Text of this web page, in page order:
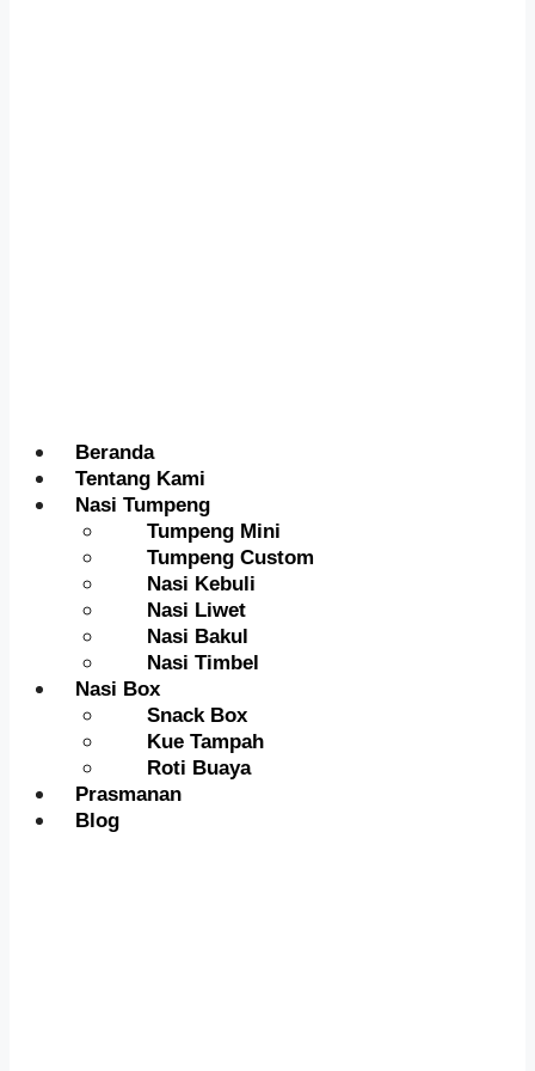
Menu
Beranda
Tentang Kami
Nasi Tumpeng
Tumpeng Mini
Tumpeng Custom
Nasi Kebuli
Nasi Liwet
Nasi Bakul
Nasi Timbel
Nasi Box
Snack Box
Kue Tampah
Roti Buaya
Prasmanan
Blog